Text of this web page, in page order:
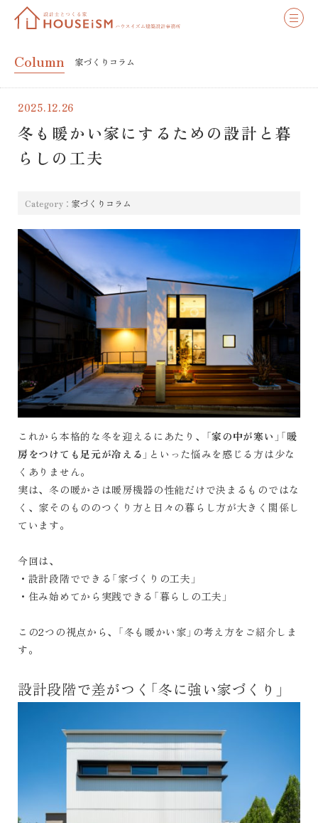
Column 家づくりコラム
2025.12.26
冬も暖かい家にするための設計と暮
らしの工夫
Category： 家づくりコラム
これから本格的な冬を迎えるにあたり、「家の中が寒い 」「暖
房をつけても足元が冷える 」といった悩みを感じる方は少な
くありません。
実は、冬の暖かさは暖房機器の性能だけで決まるものではな
く、家そのもののつくり方と日々の暮らし方が大きく関係し
ています。
今回は、
・設計段階でできる「家づくりの工夫」
・住み始めてから実践できる「暮らしの工夫」
この2つの視点から、「冬も暖かい家」の考え方をご紹介しま
す。
設計段階で差がつく「冬に強い家づくり」